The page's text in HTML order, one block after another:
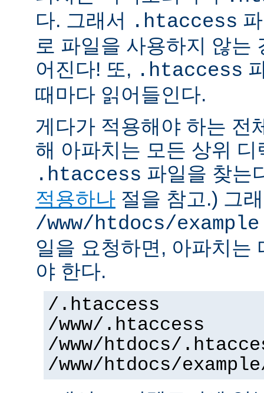
다. 그래서 .htaccess
로 파일을 사용하지 않는
어진다! 또, .htaccess
때마다 읽어들인다.
게다가 적용해야 하는 전
해 아파치는 모든 상위 디
.htaccess 파일을 찾는
적용하나 절을 참고.) 그
/www/htdocs/example
일을 요청하면, 아파치는
야 한다.
/.htaccess
/www/.htaccess
/www/htdocs/
/www/htdocs/